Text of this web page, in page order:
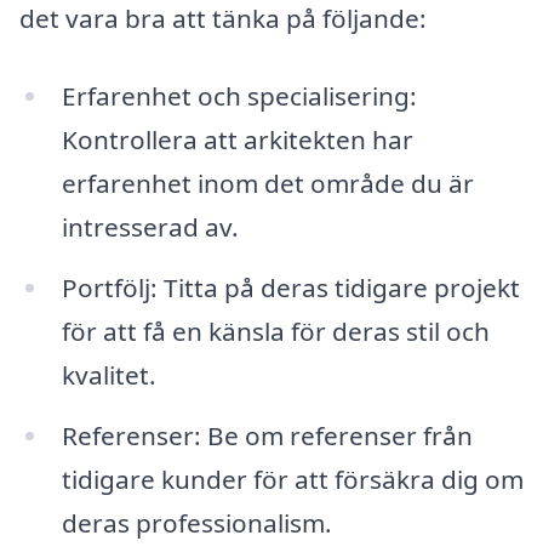
det vara bra att tänka på följande:
Erfarenhet och specialisering:
Kontrollera att arkitekten har
erfarenhet inom det område du är
intresserad av.
Portfölj: Titta på deras tidigare projekt
för att få en känsla för deras stil och
kvalitet.
Referenser: Be om referenser från
tidigare kunder för att försäkra dig om
deras professionalism.